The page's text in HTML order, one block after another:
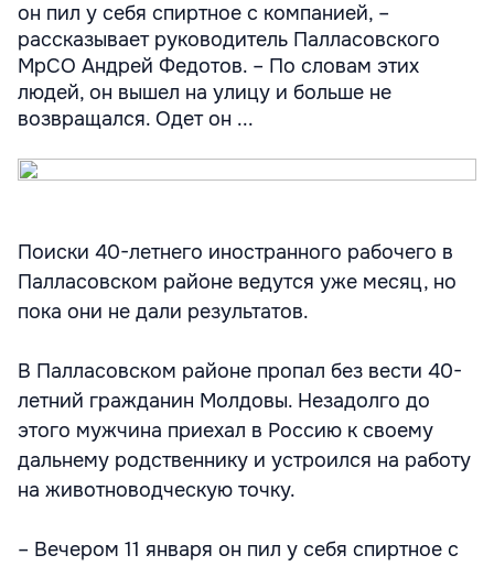
он пил у себя спиртное с компанией, –
рассказывает руководитель Палласовского
МрСО Андрей Федотов. – По словам этих
людей, он вышел на улицу и больше не
возвращался. Одет он ...
Поиски 40-летнего иностранного рабочего в
Палласовском районе ведутся уже месяц, но
пока они не дали результатов.
В Палласовском районе пропал без вести 40-
летний гражданин Молдовы. Незадолго до
этого мужчина приехал в Россию к своему
дальнему родственнику и устроился на работу
на животноводческую точку.
– Вечером 11 января он пил у себя спиртное с